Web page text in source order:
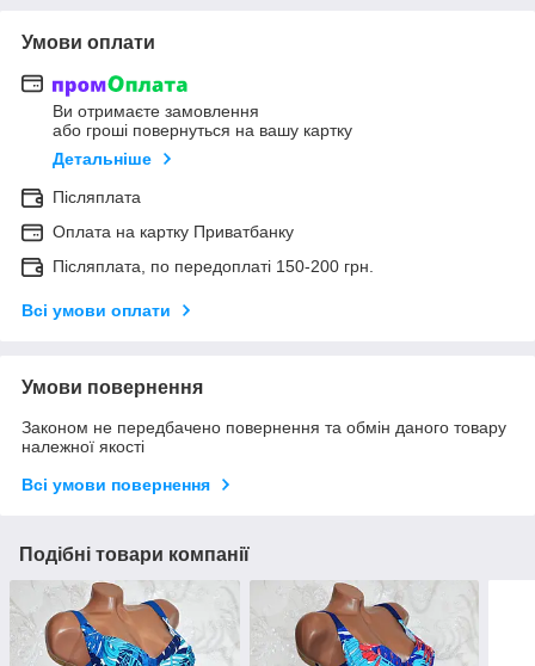
Умови оплати
Ви отримаєте замовлення
або гроші повернуться на вашу картку
Детальніше
Післяплата
Оплата на картку Приватбанку
Післяплата, по передоплаті 150-200 грн.
Всі умови оплати
Умови повернення
Законом не передбачено повернення та обмін даного товару
належної якості
Всі умови повернення
Подібні товари компанії